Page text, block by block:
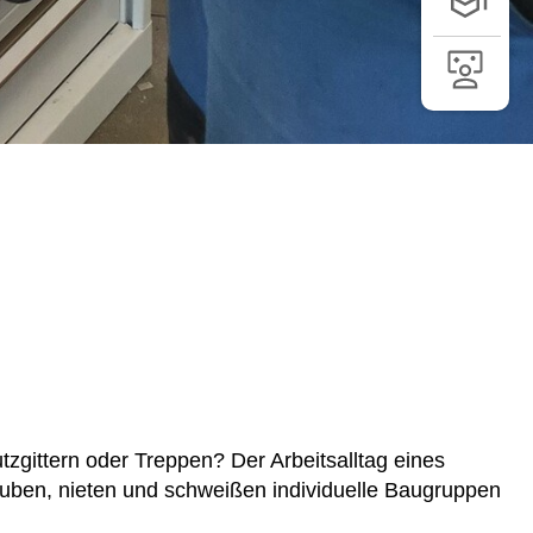
oder Treppen? Der Arbeitsalltag eines
nieten und schweißen individuelle Baugruppen
LINKS FÜR
LEHRER-/